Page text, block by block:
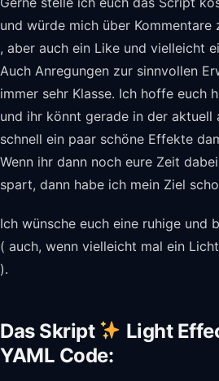
und würde mich über
, aber auch ein Like und vielleicht
Auch Anregungen zur sinnvollen
immer sehr Klasse. Ich hoffe euch
und ihr könnt gerade in der aktuell
schnell ein paar schöne Effekte
Wenn ihr dann noch eure Zeit
spart, dann habe ich mein Ziel
Ich wünsche euch eine ruhige und
( auch, wenn vielleicht mal ein
).
Das Skript
Light
YAML Code: